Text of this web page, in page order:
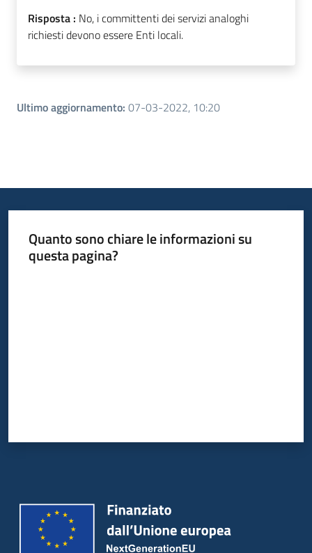
Risposta : No, i committenti dei servizi analoghi
richiesti devono essere Enti locali.
Ultimo aggiornamento: 07-03-2022, 10:20
Quanto sono chiare le informazioni su
questa pagina?